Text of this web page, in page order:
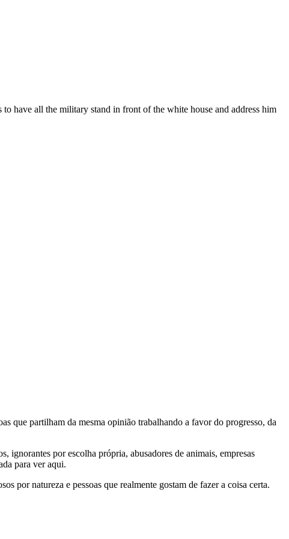
have all the military stand in front of the white house and address him
que partilham da mesma opinião trabalhando a favor do progresso, da
ignorantes por escolha própria, abusadores de animais, empresas
para ver aqui.
por natureza e pessoas que realmente gostam de fazer a coisa certa.